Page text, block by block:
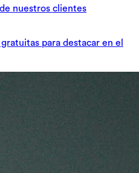
nuestros clientes
para destacar en el